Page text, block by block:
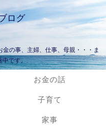
ログ
の事、主婦、仕事、母親・・・ま
中です。
お金の話
子育て
家事